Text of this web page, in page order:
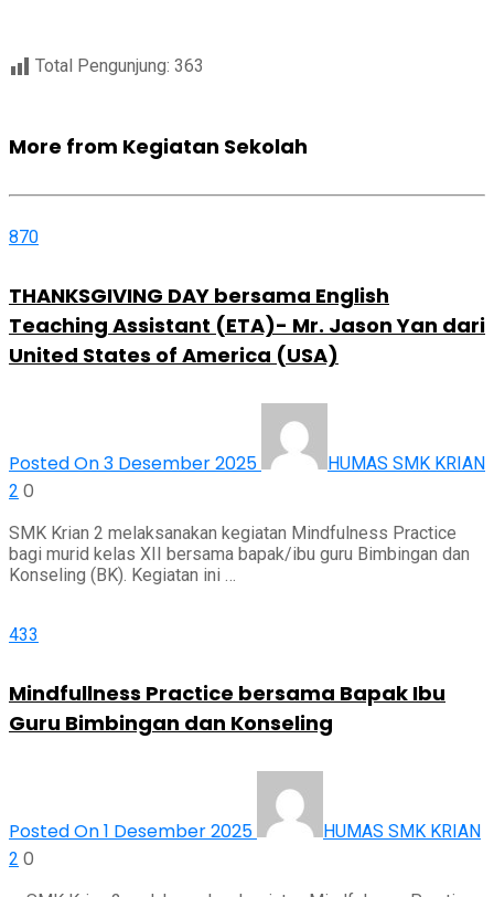
Total Pengunjung: 363
More from Kegiatan Sekolah
870
THANKSGIVING DAY bersama English
Teaching Assistant (ETA)- Mr. Jason Yan dari
United States of America (USA)
Posted On 3 Desember 2025
HUMAS SMK KRIAN
2 0
SMK Krian 2 melaksanakan kegiatan Mindfulness Practice
bagi murid kelas XII bersama bapak/ibu guru Bimbingan dan
Konseling (BK). Kegiatan ini …
433
Mindfullness Practice bersama Bapak Ibu
Guru Bimbingan dan Konseling
Posted On 1 Desember 2025
HUMAS SMK KRIAN
2 0